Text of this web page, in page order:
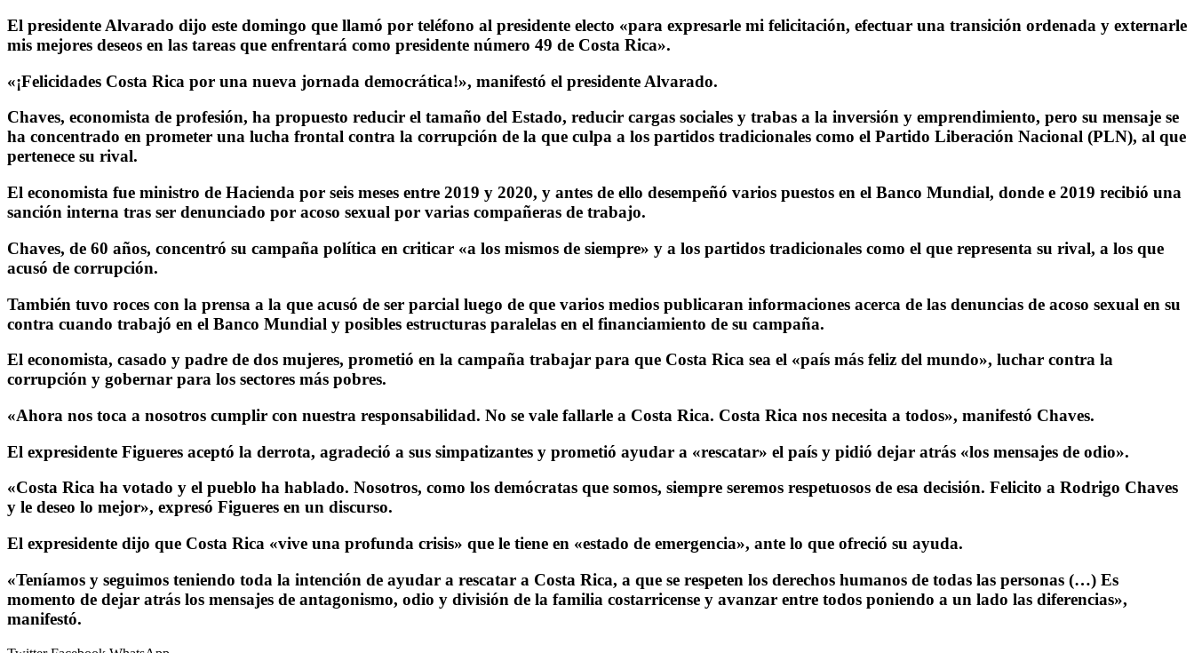
El presidente Alvarado dijo este domingo que llamó por teléfono al presidente electo «para expresarle mi felicitación, efectuar una transición ordenada y externarle
mis mejores deseos en las tareas que enfrentará como presidente número 49 de Costa Rica».
«¡Felicidades Costa Rica por una nueva jornada democrática!», manifestó el presidente Alvarado.
Chaves, economista de profesión, ha propuesto reducir el tamaño del Estado, reducir cargas sociales y trabas a la inversión y emprendimiento, pero su mensaje se
ha concentrado en prometer una lucha frontal contra la corrupción de la que culpa a los partidos tradicionales como el Partido Liberación Nacional (PLN), al que
pertenece su rival.
El economista fue ministro de Hacienda por seis meses entre 2019 y 2020, y antes de ello desempeñó varios puestos en el Banco Mundial, donde e 2019 recibió una
sanción interna tras ser denunciado por acoso sexual por varias compañeras de trabajo.
Chaves, de 60 años, concentró su campaña política en criticar «a los mismos de siempre» y a los partidos tradicionales como el que representa su rival, a los que
acusó de corrupción.
También tuvo roces con la prensa a la que acusó de ser parcial luego de que varios medios publicaran informaciones acerca de las denuncias de acoso sexual en su
contra cuando trabajó en el Banco Mundial y posibles estructuras paralelas en el financiamiento de su campaña.
El economista, casado y padre de dos mujeres, prometió en la campaña trabajar para que Costa Rica sea el «país más feliz del mundo», luchar contra la
corrupción y gobernar para los sectores más pobres.
«Ahora nos toca a nosotros cumplir con nuestra responsabilidad. No se vale fallarle a Costa Rica. Costa Rica nos necesita a todos», manifestó Chaves.
El expresidente Figueres aceptó la derrota, agradeció a sus simpatizantes y prometió ayudar a «rescatar» el país y pidió dejar atrás «los mensajes de odio».
«Costa Rica ha votado y el pueblo ha hablado. Nosotros, como los demócratas que somos, siempre seremos respetuosos de esa decisión. Felicito a Rodrigo Chaves
y le deseo lo mejor», expresó Figueres en un discurso.
El expresidente dijo que Costa Rica «vive una profunda crisis» que le tiene en «estado de emergencia», ante lo que ofreció su ayuda.
«Teníamos y seguimos teniendo toda la intención de ayudar a rescatar a Costa Rica, a que se respeten los derechos humanos de todas las personas (…) Es
momento de dejar atrás los mensajes de antagonismo, odio y división de la familia costarricense y avanzar entre todos poniendo a un lado las diferencias»,
manifestó.